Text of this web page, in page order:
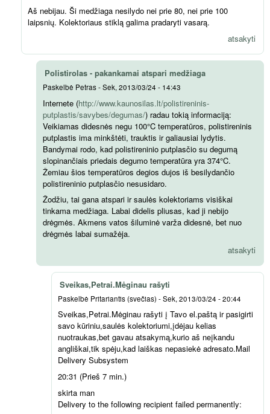
Aš nebijau. Ši medžiaga nesilydo nei prie 80, nei prie 100
laipsnių. Kolektoriaus stiklą galima pradaryti vasarą.
atsakyti
Polistirolas - pakankamai atspari medžiaga
Paskelbė Petras-Sek, 2013/03/24 - 14:43
Internete (http://www.kaunosilas.lt/polistireninis-
putplastis/savybes/degumas/) radau tokią informaciją:
Veikiamas didesnės negu 100°C temperatūros, polistireninis
putplastis ima minkštėti, trauktis ir galiausiai lydytis.
Bandymai rodo, kad polistireninio putplasčio su degumą
slopinančiais priedais degumo temperatūra yra 374°C.
Žemiau šios temperatūros degios dujos iš besilydančio
polistireninio putplasčio nesusidaro.
Žodžiu, tai gana atspari ir saulės kolektoriams visiškai
tinkama medžiaga. Labai didelis pliusas, kad ji nebijo
drėgmės. Akmens vatos šiluminė varža didesnė, bet nuo
drėgmės labai sumažėja.
atsakyti
Sveikas,Petrai.Mėginau rašyti
Paskelbė Pritariantis (svečias) -Sek, 2013/03/24 - 20:44
Sveikas,Petrai.Mėginau rašyti į Tavo el.paštą ir pasigirti
savo kūriniu,saulės kolektoriumi,įdėjau kelias
nuotraukas,bet gavau atsakymą,kurio aš neįkandu
angliškai,tik spėju,kad laiškas nepasiekė adresato.Mail
Delivery Subsystem
20:31 (Prieš 7 min.)
skirta man
Delivery to the following recipient failed permanently: